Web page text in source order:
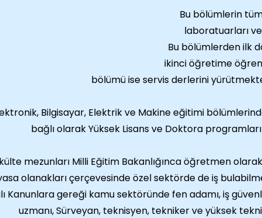
Bu bölümlerin
laboratuarları
Bu bölümlerden ilk
ikinci öğretime
bölümü ise servis derlerini
Bilgisayar, Elektrik ve Makine eğitimi
bağlı olarak Yüksek Lisans ve Doktora
mezunları Milli Eğitim Bakanlığınca öğretmen
olanakları çerçevesinde özel sektörde de iş
Kanunlara gereği kamu sektöründe fen adamı, iş
uzmanı, Sürveyan, teknisyen, tekniker ve yüksek